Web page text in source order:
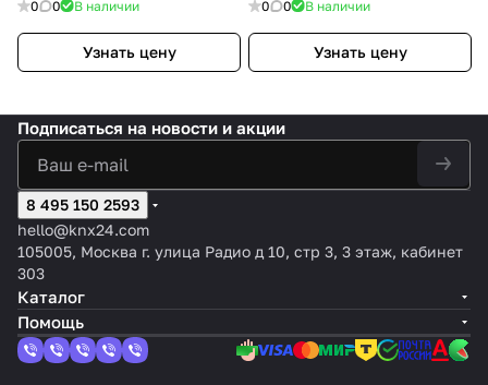
0 0 В наличии
Узнать цену
0 0 В наличии
Узнать цену
Подписаться на новости и акции
8 495 150 2593
hello@knx24.com
105005, Москва г. улица Радио д 10, стр 3, 3 этаж, кабинет
303
Каталог
Помощь